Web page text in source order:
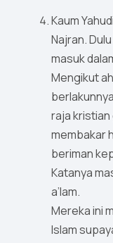
Kaum
Najran.
masuk
Mengikut
raja kristian
membakar
beriman
Katanya
a’lam.
Mereka ini
Islam